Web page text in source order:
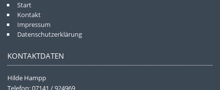
Start
Kontakt
Impressum
Datenschutzerklärung
KONTAKTDATEN
Hilde Hampp
Telefon: 07141 / 924969